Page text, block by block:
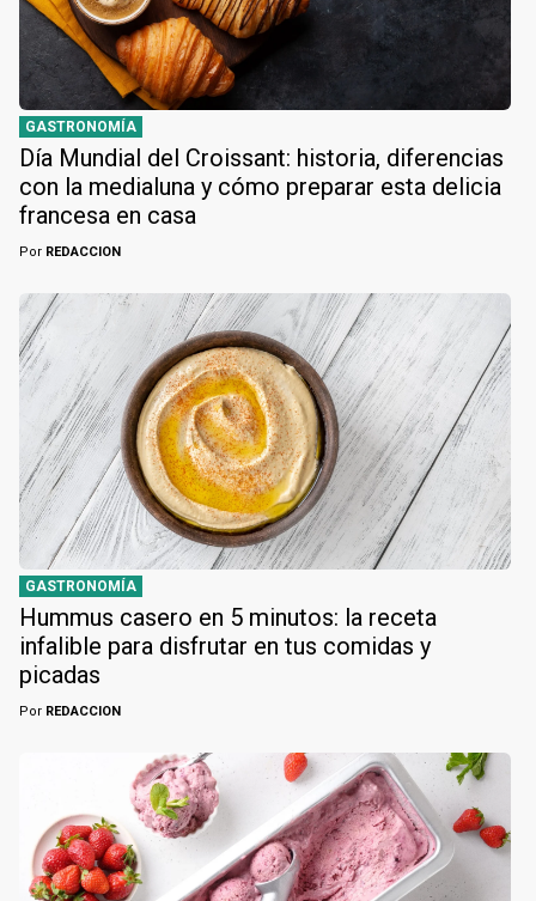
GASTRONOMÍA
Día Mundial del Croissant: historia, diferencias
con la medialuna y cómo preparar esta delicia
francesa en casa
Por REDACCION
GASTRONOMÍA
Hummus casero en 5 minutos: la receta
infalible para disfrutar en tus comidas y
picadas
Por REDACCION